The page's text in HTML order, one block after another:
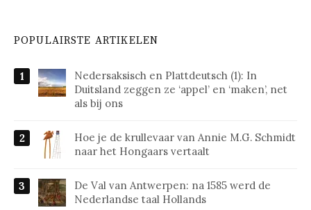
POPULAIRSTE ARTIKELEN
Nedersaksisch en Plattdeutsch (1): In
Duitsland zeggen ze ‘appel’ en ‘maken’, net
als bij ons
Hoe je de krullevaar van Annie M.G. Schmidt
naar het Hongaars vertaalt
De Val van Antwerpen: na 1585 werd de
Nederlandse taal Hollands